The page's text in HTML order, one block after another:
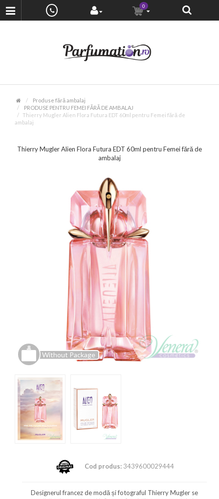
0
Produse fără ambalaj
PRODUSE PENTRU FEMEI FĂRĂ DE AMBALAJ
Thierry Mugler Alien Flora Futura EDT 60ml pentru Femei fără de
ambalaj
Thierry Mugler Alien Flora Futura EDT 60ml pentru Femei fără de
ambalaj
Without Package
Cod produs:3439600029444
Designerul francez de modă și fotograful Thierry Mugler se